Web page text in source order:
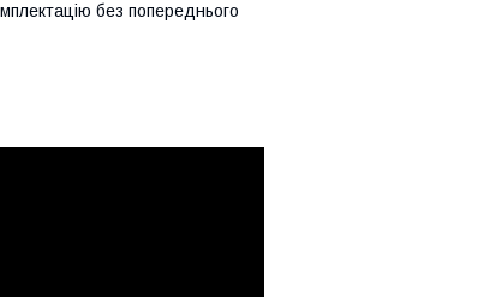
без попереднього